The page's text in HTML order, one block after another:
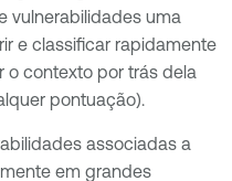
vulnerabilidades uma
e classificar rapidamente
o contexto por trás dela
pontuação).
associadas a
em grandes